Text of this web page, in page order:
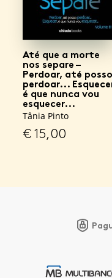
Até que a morte
nos separe –
Perdoar, até posso
perdoar...
é que nunca vou
esquecer...
Tânia Pinto
€15,00